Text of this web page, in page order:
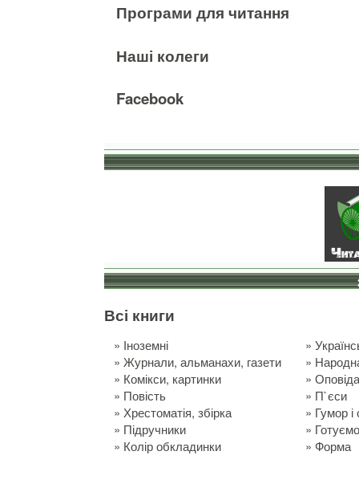
Програми для читання
Наші колеги
Facebook
Всі книги
» Іноземні »
»Журнали, альманахи, газети »
» Комікси, картинки »
» Повість » П`єси
» Хрестоматія, збірка » Гумор і
» Підручники »
» Колір обкладинки » Форма